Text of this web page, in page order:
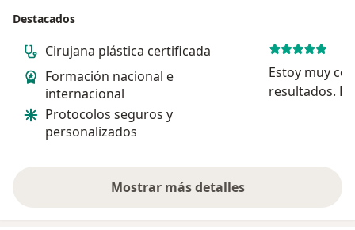
Destacados
Cirujana plástica certificada
Formación nacional e
internacional
Protocolos seguros y
personalizados
Estoy muy
resultados.
Mostrar más detalles
sobre la experiencia